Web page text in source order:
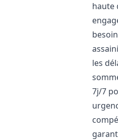
haute
les
7j/7